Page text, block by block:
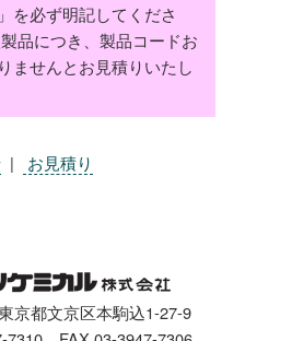
を必ず明記してくださ
品につき、製品コードお
ませんとお見積りいたし
| お見積り
京都文京区本駒込1-27-9